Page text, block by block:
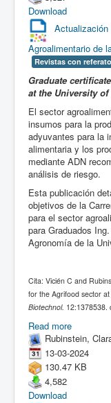
Download
Agroalimentario de
Revistas con referato
Graduate
at the University
El sector
insumos para la
adyuvantes para la
alimentaria y los
mediante ADN
análisis de riesgo.
Esta publicación
objetivos de la
para el sector
para Graduados
Agronomía de la
Cita: Vicién C and
for the Agrifood sector
Biotechnol. 12:1378538.
Read more
Rubinstein,
13-03-2024
130.47 KB
4,582
Download